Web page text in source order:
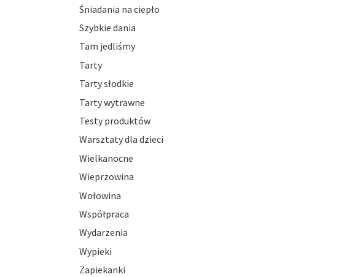
Śniadania na ciepło
Szybkie dania
Tam jedliśmy
Tarty
Tarty słodkie
Tarty wytrawne
Testy produktów
Warsztaty dla dzieci
Wielkanocne
Wieprzowina
Wołowina
Współpraca
Wydarzenia
Wypieki
Zapiekanki